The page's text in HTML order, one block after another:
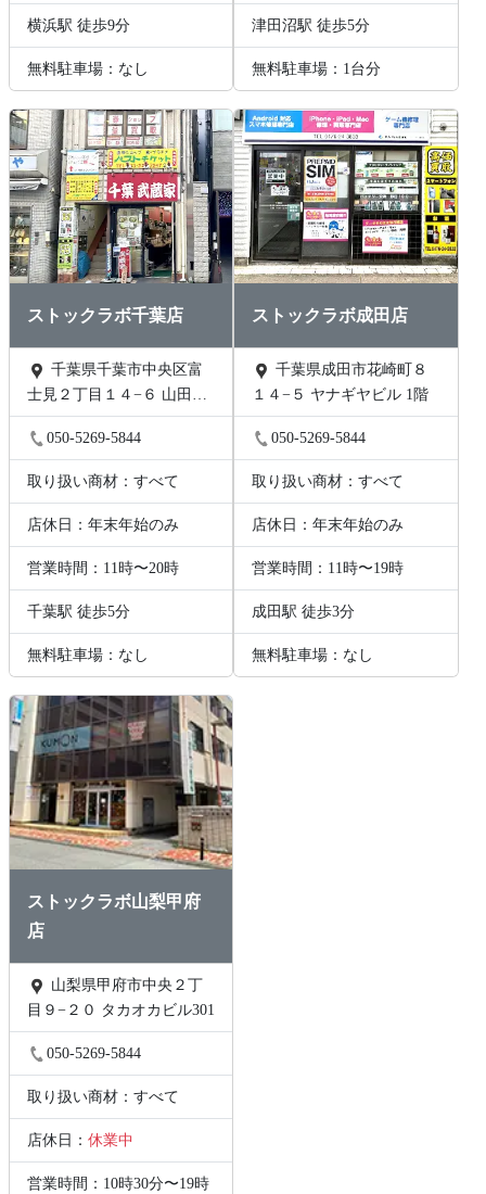
横浜駅 徒歩9分
無料駐車場：なし
津田沼駅 徒歩5分
無料駐車場：1台分
ストックラボ千葉店
士見２丁目１４−６ 山田ビ
ル 2階B号
050-5269-5844
取り扱い商材：すべて
店休日：年末年始のみ
営業時間：11時〜20時
千葉駅 徒歩5分
無料駐車場：なし
ストックラボ成田店
千葉県成田市花崎町８
１４−５ ヤナギヤビル 1階
050-5269-5844
取り扱い商材：すべて
店休日：年末年始のみ
営業時間：11時〜19時
成田駅 徒歩3分
無料駐車場：なし
ストックラボ山梨甲府
店
目９−２０ タカオカビル301
050-5269-5844
取り扱い商材：すべて
店休日： 休業中
営業時間：10時30分〜19時